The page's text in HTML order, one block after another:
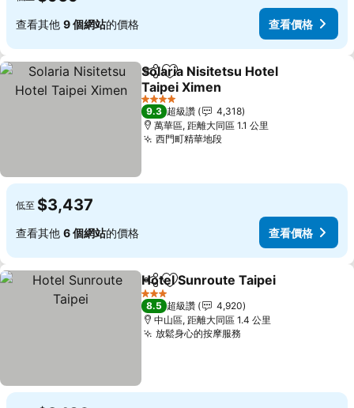
查看其他 9 個網站的價格 查看價格
分享 加入我的最愛
Solaria Nisitetsu Hotel
Taipei Ximen
4 星級
9.3 超級讚
4,318
萬華區, 距離大同區 1.1 公里
西門町精華地段
低至 $3,437
查看其他 6 個網站的價格 查看價格
分享 加入我的最愛
Hotel Sunroute Taipei
3 星級
8.5 超級讚
4,920
中山區, 距離大同區 1.4 公里
放鬆身心的按摩服務